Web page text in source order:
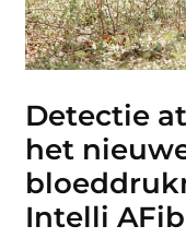
Detectie
het
Intelli AFib